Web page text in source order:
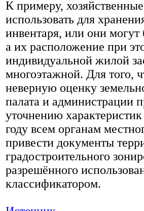
К примеру,
использовать для
инвентаря, или они
а их расположение при
индивидуальной жилой
многоэтажной. Для того,
неверную оценку
палата и администрации
уточнению
году всем органам
привести документы
градостроительного
разрешённого
классификатором.